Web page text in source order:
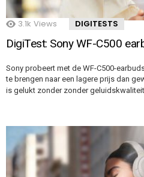
3.1k Views DIGITESTS
DigiTest: Sony WF-C500
Sony probeert met de WF-C500-
te brengen naar een lagere prijs dan
is gelukt zonder zonder